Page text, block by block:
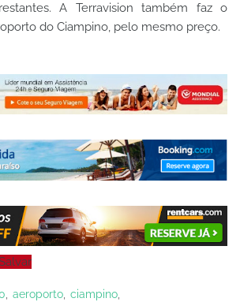
A Terravision também faz o
do Ciampino, pelo mesmo preço.
aeroporto ciampino